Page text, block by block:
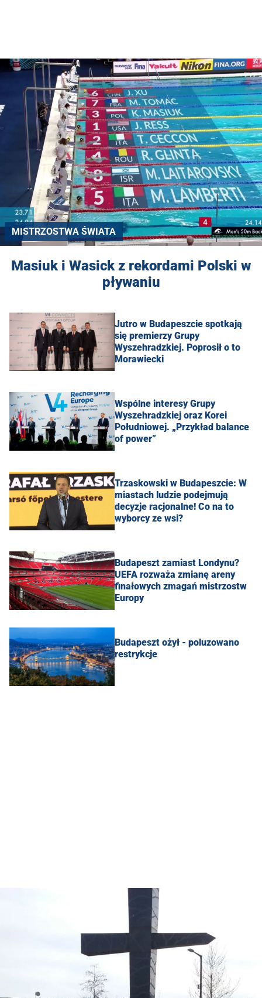
MISTRZOSTWA ŚWIATA
Masiuk i Wasick z rekordami Polski w
pływaniu
Jutro w Budapeszcie spotkają
się premierzy Grupy
Wyszehradzkiej. Poprosił o to
Morawiecki
Wspólne interesy Grupy
Wyszehradzkiej oraz Korei
Południowej. „Przykład balance
of power”
Trzaskowski w Budapeszcie: W
miastach ludzie podejmują
decyzje racjonalne! Co na to
wyborcy ze wsi?
Budapeszt zamiast Londynu?
UEFA rozważa zmianę areny
finałowych zmagań mistrzostw
Europy
Budapeszt ożył - poluzowano
restrykcje